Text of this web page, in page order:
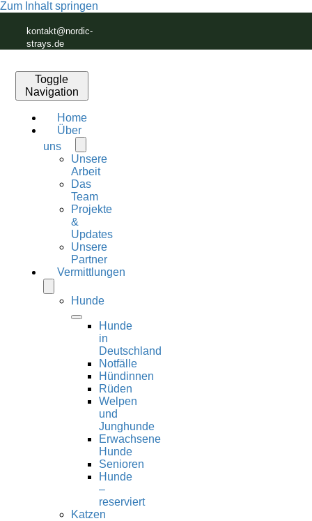
Zum Inhalt springen
kontakt@nordic-
strays.de
Toggle
Navigation
Home
Über
uns
Unsere
Arbeit
Das
Team
Projekte
&
Updates
Unsere
Partner
Vermittlungen
Hunde
Hunde
in
Deutschland
Notfälle
Hündinnen
Rüden
Welpen
und
Junghunde
Erwachsene
Hunde
Senioren
Hunde
–
reserviert
Katzen